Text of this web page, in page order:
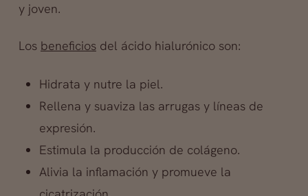
y joven.
Los beneficiosdel ácido hialurónico son:
Hidrata y nutre la piel.
Rellena y suaviza las arrugas y líneas de
expresión.
Estimula la producción de colágeno.
Alivia la inflamación y promueve la